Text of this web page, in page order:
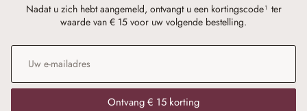
Nadat u zich hebt aangemeld, ontvangt u een kortingscode¹ ter
waarde van € 15 voor uw volgende bestelling.
E-mailadres
Ontvang € 15 korting